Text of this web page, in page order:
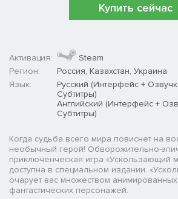
Купить сейчас
Активация:
Steam
Регион:
Россия, Казахстан, Украина
Язык:
Русский (Интерфейс +
Субтитры)
Английский (Интерфейс +
Субтитры)
Когда судьба всего мира повиснет на
необычный герой! Обворожительно-
приключенческая игра «Ускользающий
доступна в специальном издании.
очарует вас множеством
фантастических персонажей.